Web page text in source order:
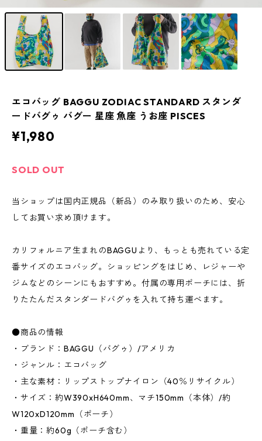
エコバッグ BAGGU ZODIAC STANDARD スタンダ
ードバグゥ バグー 星座 魚座 うお座 PISCES
¥1,980
SOLD OUT
当ショップは国内正規品（新品）のみ取り扱いのため、安心
してお買い求め頂けます。
カリフォルニア生まれのBAGGUより、もっとも売れている定
番サイズのエコバッグ。ショッピングをはじめ、レジャーや
ジムなどのシーンにもおすすめ。付属の専用ポーチには、折
りたたんだスタンダードバグゥを入れて持ち運べます。
●商品の情報
・ブランド：BAGGU（バグゥ）/アメリカ
・ジャンル：エコバッグ
・主な素材：リップストップナイロン（40％リサイクル）
・サイズ：約W390xH640mm、マチ150mm（本体）/約
W120xD120mm（ポーチ）
・重量：約60g（ポーチ含む）